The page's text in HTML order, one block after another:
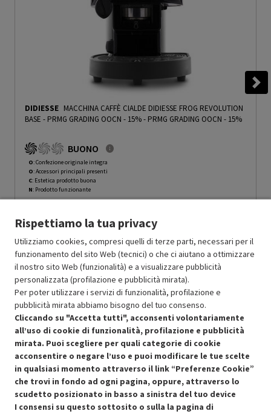
DIDIESSE MACCHINA CAFFÈ CIALDE DIDIESSE FROG REVOLUTION
BASE - PRMG GRADING OOCN - 15%- PRMG GRADING OOCN - 15%
BUONO
O: Confezione originale integra
O: Accessori principali presenti
C: Estetica prodotto buona
N: Prodotto funzionante
Ricondizionato Prezzo ridotto da
84.14a-29.99%
In Promozione 58.90
Aggiungi al carrello
SCONTO RICONDIZIONATI
Approfitta dello sconto del 30% sul prodotto ricondizionato.
Rispettiamo la tua privacy
Utilizziamo cookies, compresi quelli di terze parti, necessari per il
funzionamento del sito Web (tecnici) o che ci aiutano a ottimizzare
il nostro sito Web (funzionalità) e a visualizzare pubblicità
personalizzata (profilazione e pubblicità mirata).
Per poter utilizzare i servizi di funzionalità, profilazione e
pubblicità mirata abbiamo bisogno del tuo consenso.
Cliccando su "Accetta tutti", acconsenti volontariamente
all’uso di cookie di funzionalità, profilazione e pubblicità
mirata. Puoi scegliere per quali categorie di cookie
acconsentire o negare l’uso e puoi modificare le tue scelte
in qualsiasi momento attraverso il link “Preferenze Cookie”
che trovi in fondo ad ogni pagina, oppure, attraverso lo
scudetto posizionato in basso a sinistra del tuo device
I consensi su questo sottosito o sulla la pagina di